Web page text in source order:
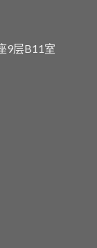
9层B11室